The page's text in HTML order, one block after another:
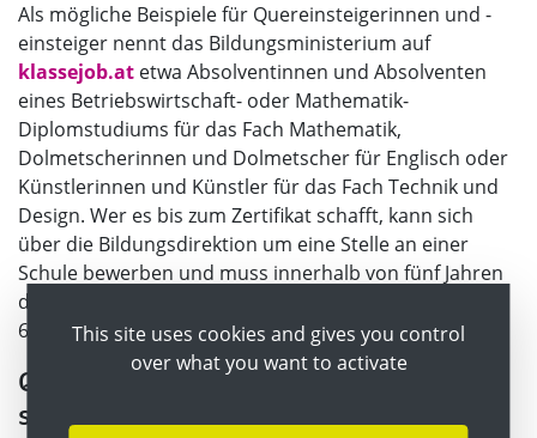
Als mögliche Beispiele für Quereinsteigerinnen und -
einsteiger nennt das Bildungsministerium auf
klassejob.at etwa Absolventinnen und Absolventen
eines Betriebswirtschaft- oder Mathematik-
Diplomstudiums für das Fach Mathematik,
Dolmetscherinnen und Dolmetscher für Englisch oder
Künstlerinnen und Künstler für das Fach Technik und
Design. Wer es bis zum Zertifikat schafft, kann sich
über die Bildungsdirektion um eine Stelle an einer
Schule bewerben und muss innerhalb von fünf Jahren
den Hochschullehrgang Quereinstieg im Umfang von
60 bis 90 ECTS.
Quereinsteigerinnen und -einsteiger
sollen nur Ergänzung sein
This site uses cookies and gives you control
over what you want to activate